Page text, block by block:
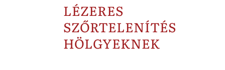
LÉZERES
SZŐRTELENÍTÉS
HÖLGYEKNEK